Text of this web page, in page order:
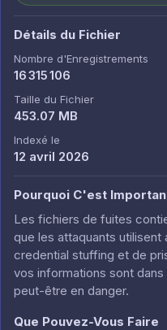
Détails du Fichier
Nombre d'Enregistrements
16 315 106
Taille du Fichier
453.07 MB
Indexé le
12 avril 2026
Pourquoi C'est
Les fichiers de fuites
que les attaquants
credential stuffing et de
vos informations sont
peut-être en danger.
Que Pouvez-Vous Faire